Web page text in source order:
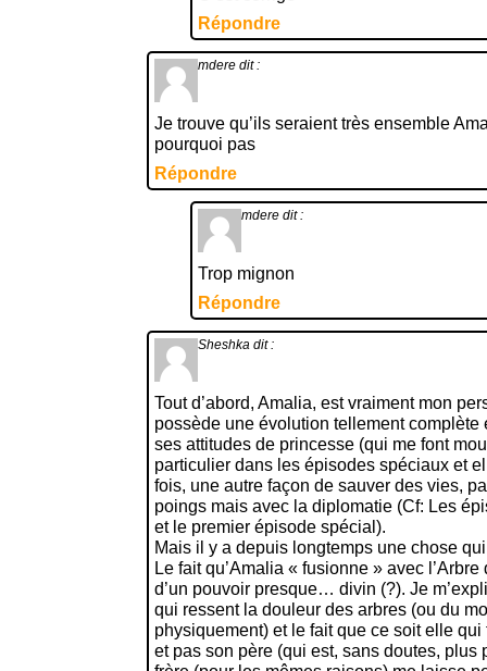
Répondre
mdere dit :
Je trouve qu’ils seraient très ensemble
pourquoi pas
Répondre
mdere dit :
Trop mignon
Répondre
Sheshka dit :
Tout d’abord, Amalia, est vraiment mon
possède une évolution tellement complète
ses attitudes de princesse (qui me font
particulier dans les épisodes spéciaux et
fois, une autre façon de sauver des vies,
poings mais avec la diplomatie (Cf: Les
et le premier épisode spécial).
Mais il y a depuis longtemps une chose
Le fait qu’Amalia « fusionne » avec
d’un pouvoir presque… divin (?). Je
qui ressent la douleur des arbres (ou du
physiquement) et le fait que ce soit elle
et pas son père (qui est, sans doutes, plus